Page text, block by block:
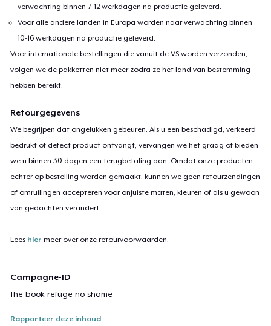
verwachting binnen 7-12 werkdagen na productie geleverd.
Voor alle andere landen in Europa worden naar verwachting binnen
10-16 werkdagen na productie geleverd.
Voor internationale bestellingen die vanuit de VS worden verzonden,
volgen we de pakketten niet meer zodra ze het land van bestemming
hebben bereikt.
Retourgegevens
We begrijpen dat ongelukken gebeuren. Als u een beschadigd, verkeerd
bedrukt of defect product ontvangt, vervangen we het graag of bieden
we u binnen 30 dagen een terugbetaling aan. Omdat onze producten
echter op bestelling worden gemaakt, kunnen we geen retourzendingen
of omruilingen accepteren voor onjuiste maten, kleuren of als u gewoon
van gedachten verandert.
Lees hier meer over onze retourvoorwaarden.
Campagne-ID
the-book-refuge-no-shame
Rapporteer deze inhoud